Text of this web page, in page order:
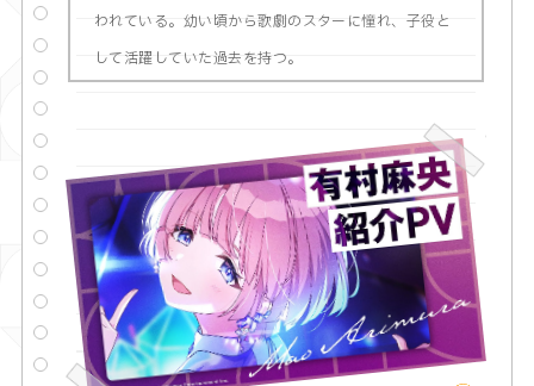
われている。幼い頃から歌劇のスターに憧れ、子役と
して活躍していた過去を持つ。